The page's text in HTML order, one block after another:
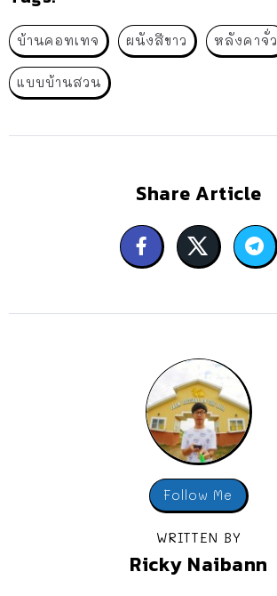
บ้านคอทเทจ ผนังสีขาว หลังคาจั่ว
แบบบ้านสวน
Share Article
Follow Me
WRITTEN BY
Ricky Naibann